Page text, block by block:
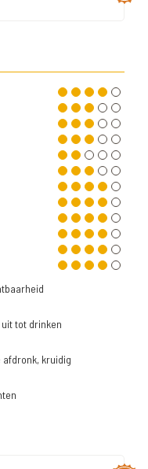
tot drinken
afdronk, kruidig